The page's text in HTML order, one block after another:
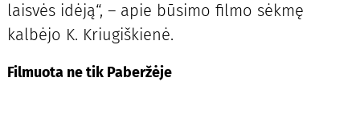
laisvės idėją“, – apie būsimo filmo sėkmę
kalbėjo K. Kriugiškienė.
Filmuota ne tik Paberžėje